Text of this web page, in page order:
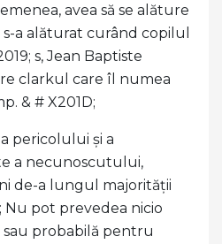
avea să se alăture
a alăturat curând copilul
s, Jean Baptiste
clarkul care îl numea
& # X201D;
pericolului și a
a necunoscutului,
de-a lungul majorității
Nu pot prevedea nicio
probabilă pentru